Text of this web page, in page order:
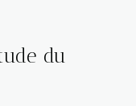
du